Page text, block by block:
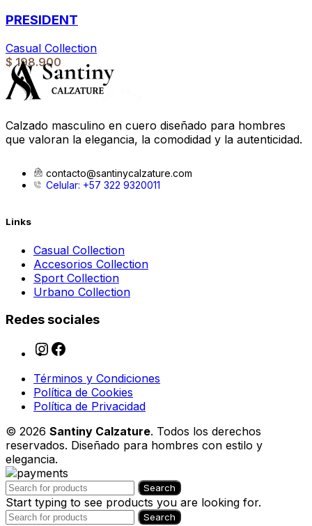
PRESIDENT
Casual Collection
$ 198.900
Calzado masculino en cuero diseñado para hombres
que valoran la elegancia, la comodidad y la autenticidad.
contacto@santinycalzature.com
Celular: +57 322 9320011
Links
Casual Collection
Accesorios Collection
Sport Collection
Urbano Collection
Redes sociales
Términos y Condiciones
Política de Cookies
Política de Privacidad
© 2026 Santiny Calzature. Todos los derechos
reservados. Diseñado para hombres con estilo y
elegancia.
Search
Start typing to see products you are looking for.
Search